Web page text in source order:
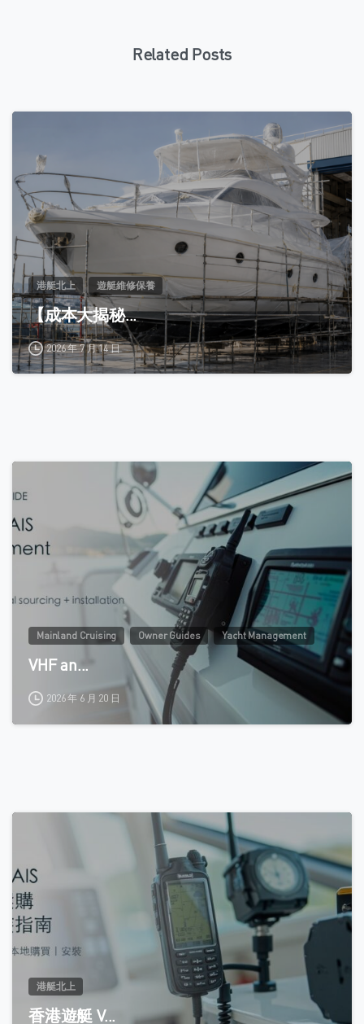
Related Posts
港艇北上 遊艇維修保養
【成本大揭秘...
2026 年 7 月 14 日
0
Mainland Cruising Owner Guides Yacht Management
VHF an...
2026 年 6 月 20 日
港艇北上
香港遊艇 V...